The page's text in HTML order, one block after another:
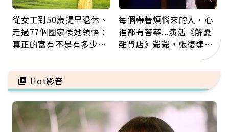
從女工到50歲提早退休、
走過77個國家後她領悟：
真正的富有不是有多少
自由
每個帶著煩惱來的人，心
裡都有答案...演活《解憂
雜貨店》爺爺，張復建：
放下執著不是認輸，而是
善待自己
Hot影音